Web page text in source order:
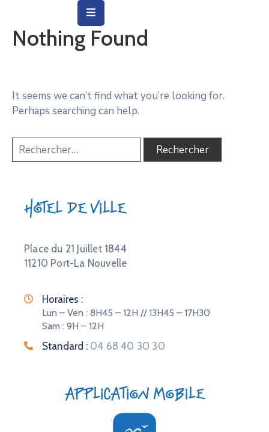
Ville
Quotidienne
Social
Culture
Nothing Found
It seems we can’t find what you’re looking for.
Perhaps searching can help.
Hôtel de Ville
Place du 21 Juillet 1844
11210 Port-La Nouvelle
Horaires :
Lun – Ven : 8H45 – 12H // 13H45 – 17H30
Sam : 9H – 12H
Standard : 04 68 40 30 30
Application mobile